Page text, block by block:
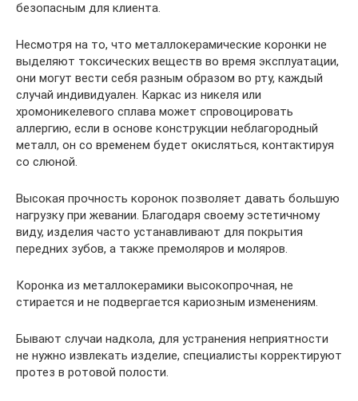
безопасным для клиента.
Несмотря на то, что металлокерамические коронки не
выделяют токсических веществ во время эксплуатации,
они могут вести себя разным образом во рту, каждый
случай индивидуален. Каркас из никеля или
хромоникелевого сплава может спровоцировать
аллергию, если в основе конструкции неблагородный
металл, он со временем будет окисляться, контактируя
со слюной.
Высокая прочность коронок позволяет давать большую
нагрузку при жевании. Благодаря своему эстетичному
виду, изделия часто устанавливают для покрытия
передних зубов, а также премоляров и моляров.
Коронка из металлокерамики высокопрочная, не
стирается и не подвергается кариозным изменениям.
Бывают случаи надкола, для устранения неприятности
не нужно извлекать изделие, специалисты корректируют
протез в ротовой полости.